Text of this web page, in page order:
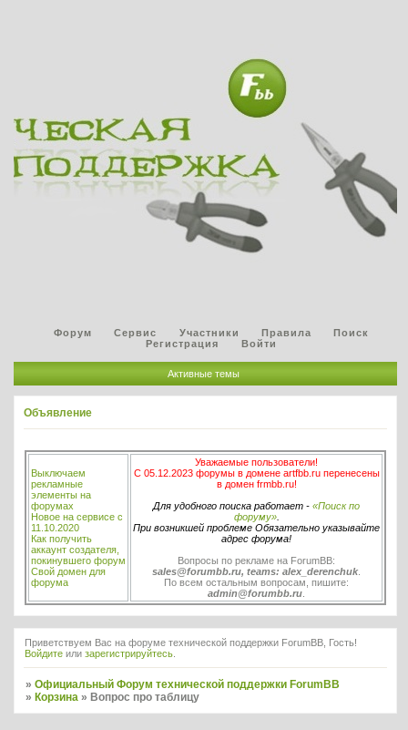
Форум Сервис Участники Правила
Поиск
Регистрация
Войти
Активные темы
Объявление
Выключаем
рекламные
элементы на
форумах
Новое на сервисе с
11.10.2020
Как получить
аккаунт создателя,
покинувшего форум
Свой домен для
форума
Уважаемые пользователи!
С 05.12.2023 форумы в домене artfbb.ru перенесены
в домен frmbb.ru!
Для удобного поиска работает - «Поиск по
форуму».
При возникшей проблеме Обязательно указывайте
адрес форума!
Вопросы по рекламе на ForumBB:
sales@forumbb.ru, teams: alex_derenchuk
По всем остальным вопросам, пишите:
admin@forumbb.ru
Приветствуем Вас на форуме технической поддержки ForumBB, Гость!
Войдите или зарегистрируйтесь
»Официальный Форум технической поддержки ForumBB
»Корзина »Вопрос про таблицу